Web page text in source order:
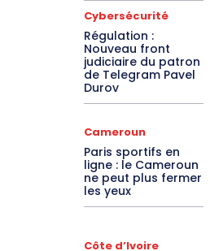
Cybersécurité
Régulation :
Nouveau front
judiciaire du patron
de Telegram Pavel
Durov
Cameroun
Paris sportifs en
ligne : le Cameroun
ne peut plus fermer
les yeux
Côte d’Ivoire